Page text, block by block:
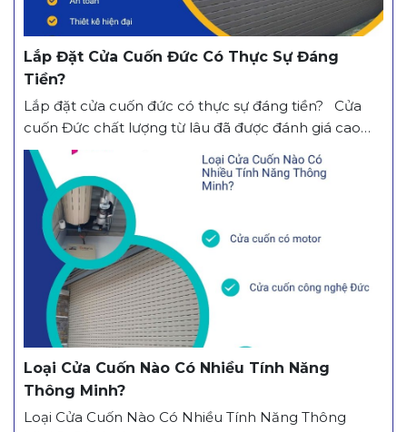
Lắp Đặt Cửa Cuốn Đức Có Thực Sự Đáng
Tiền?
Lắp đặt cửa cuốn đức có thực sự đáng tiền? Cửa
cuốn Đức chất lượng từ lâu đã được đánh giá cao
trên thị trường. Loại cửa này kết hợp giữa công nghệ
hiện đại, độ bền vượt trội và tính an toàn trong quá
trình sử dụng. Không chỉ đáp ứng nhu cầu...
Loại Cửa Cuốn Nào Có Nhiều Tính Năng
Thông Minh?
Loại Cửa Cuốn Nào Có Nhiều Tính Năng Thông